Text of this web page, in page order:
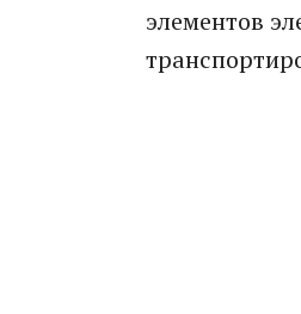
элементов